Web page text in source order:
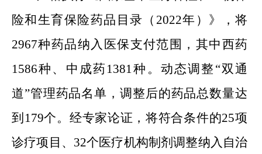
险和生育保险药品目录（ 2022年）》，将
2967种药品纳入医保支付范围，其中西药
1586种、中成药1381种。动态调整“双通
道”管理药品名单，调整后的药品总数量达
到179个。经专家论证，将符合条件的25项
诊疗项目、32个医疗机构制剂调整纳入自治